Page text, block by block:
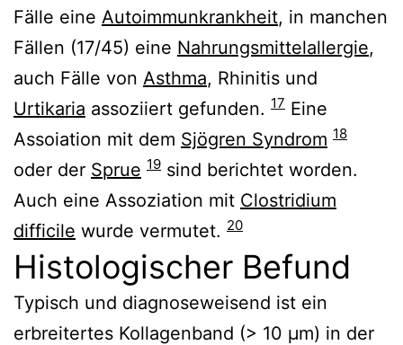
Fälle eine Autoimmunkrankheit, in manchen
Fällen (17/45) eine Nahrungsmittelallergie,
auch Fälle von Asthma, Rhinitis und
Urtikaria assoziiert gefunden. 17 Eine
Assoiation mit dem Sjögren Syndrom 18
oder der Sprue 19 sind berichtet worden.
Auch eine Assoziation mit Clostridium
difficile wurde vermutet. 20
Histologischer Befund
Typisch und diagnoseweisend ist ein
erbreitertes Kollagenband (> 10 μm) in der